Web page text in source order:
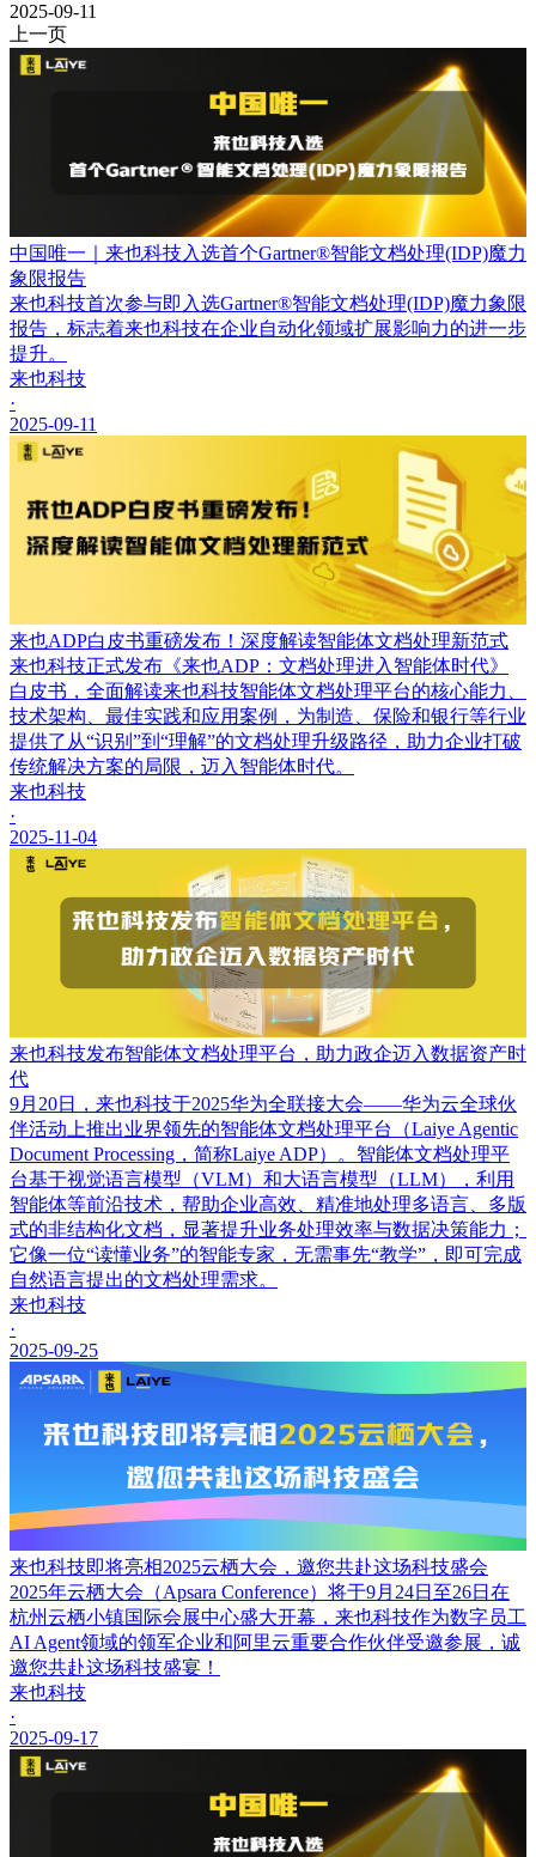
2025-09-11
上一页
中国唯一｜来也科技入选首个Gartner®智能文档处理(IDP)魔力
象限报告
来也科技首次参与即入选Gartner®智能文档处理(IDP)魔力象限
报告，标志着来也科技在企业自动化领域扩展影响力的进一步
提升。
来也科技
·
2025-09-11
来也ADP白皮书重磅发布！深度解读智能体文档处理新范式
来也科技正式发布《来也ADP：文档处理进入智能体时代》
白皮书，全面解读来也科技智能体文档处理平台的核心能力、
技术架构、最佳实践和应用案例，为制造、保险和银行等行业
提供了从“识别”到“理解”的文档处理升级路径，助力企业打破
传统解决方案的局限，迈入智能体时代。
来也科技
·
2025-11-04
来也科技发布智能体文档处理平台，助力政企迈入数据资产时
代
9月20日，来也科技于2025华为全联接大会——华为云全球伙
伴活动上推出业界领先的智能体文档处理平台（Laiye Agentic
Document Processing，简称Laiye ADP）。智能体文档处理平
台基于视觉语言模型（VLM）和大语言模型（LLM），利用
智能体等前沿技术，帮助企业高效、精准地处理多语言、多版
式的非结构化文档，显著提升业务处理效率与数据决策能力；
它像一位“读懂业务”的智能专家，无需事先“教学”，即可完成
自然语言提出的文档处理需求。
来也科技
·
2025-09-25
来也科技即将亮相2025云栖大会，邀您共赴这场科技盛会
2025年云栖大会（Apsara Conference）将于9月24日至26日在
杭州云栖小镇国际会展中心盛大开幕，来也科技作为数字员工
AI Agent领域的领军企业和阿里云重要合作伙伴受邀参展，诚
邀您共赴这场科技盛宴！
来也科技
·
2025-09-17